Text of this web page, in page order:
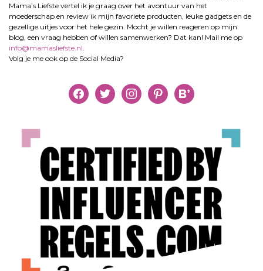
Mama’s Liefste vertel ik je graag over het avontuur van het
moederschap en review ik mijn favoriete producten, leuke gadgets en de
gezellige uitjes voor het hele gezin. Mocht je willen reageren op mijn
blog, een vraag hebben of willen samenwerken? Dat kan! Mail me op
info@mamasliefste.nl
Volg je me ook op de Social Media?
facebooktwitter instagrampinterestbloglovin